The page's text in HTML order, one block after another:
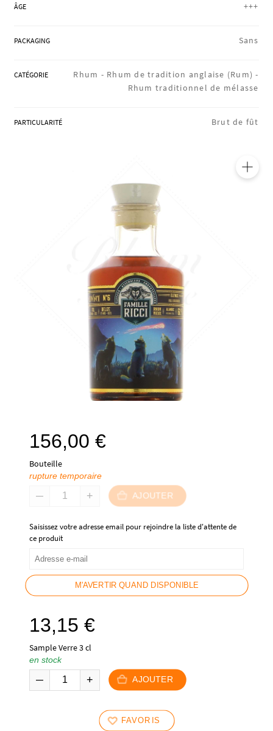
BOUTIQUE LOIRET
ÂGE +++
PACKAGING Sans
CATÉGORIE Rhum - Rhum de tradition anglaise (Rum) -
Rhum traditionnel de mélasse
PARTICULARITÉ Brut de fût
156,00 €
Bouteille
rupture temporaire
AJOUTER
Saisissez votre adresse email pour rejoindre la liste d'attente de
ce produit
M'AVERTIR QUAND DISPONIBLE
13,15 €
Sample Verre 3 cl
en stock
AJOUTER
FAVORIS